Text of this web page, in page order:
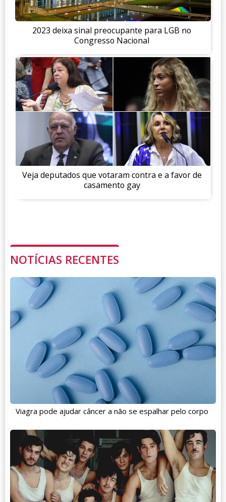
2023 deixa sinal preocupante para LGB no
Congresso Nacional
Veja deputados que votaram contra e a favor de
casamento gay
NOTÍCIAS RECENTES
Viagra pode ajudar câncer a não se espalhar pelo corpo